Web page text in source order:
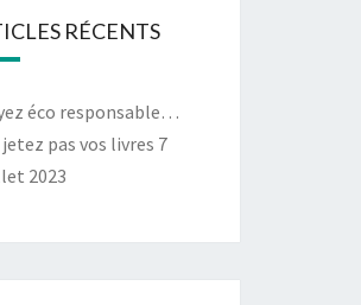
RÉCENTS
éco responsable…
jetez pas vos livres 7
2023